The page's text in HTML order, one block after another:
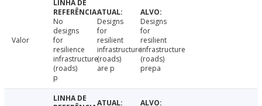
Valor
No
designs
for
resilience
infrastructure
(roads)
p
Designs
for
resilient
infrastructure
(roads)
are p
Designs
for
resilient
infrastructure
(roads)
prepa